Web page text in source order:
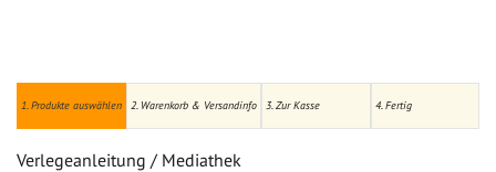
1. Produkte auswählen 2. Warenkorb & Versandinfo 3. Zur Kasse 4. Fertig
Verlegeanleitung / Mediathek